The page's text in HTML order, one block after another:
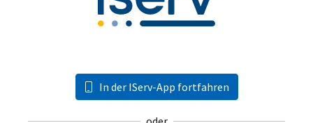
In der IServ-App fortfahren